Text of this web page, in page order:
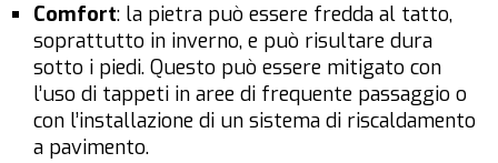
Comfort: la pietra può essere fredda al tatto,
soprattutto in inverno, e può risultare dura
sotto i piedi. Questo può essere mitigato con
l’uso di tappeti in aree di frequente passaggio o
con l’installazione di un sistema di riscaldamento
a pavimento.